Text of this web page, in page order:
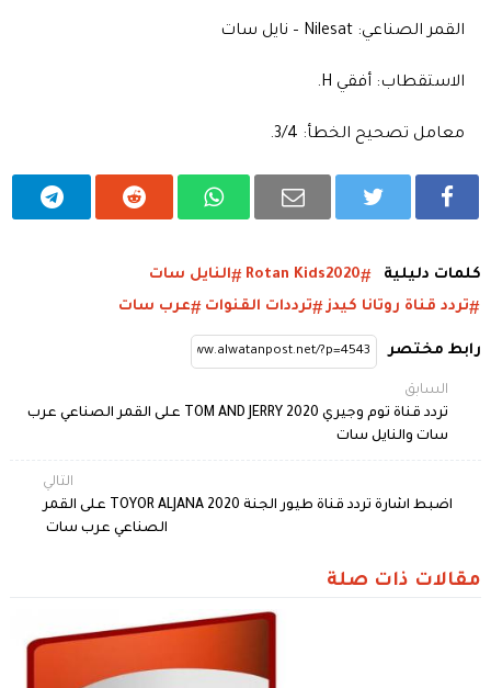
القمر الصناعي: Nilesat – نايل سات
الاستقطاب: أفقي H.
معامل تصحيح الخطأ: 3/4.
كلمات دليلية Rotan Kids2020
النايل سات
تردد قناة روتانا كيدز
ترددات القنوات عرب سات
رابط مختصر
السابق
تردد قناة توم وجيري TOM AND JERRY 2020 على القمر الصناعي عرب
سات والنايل سات
التالي
اضبط اشارة تردد قناة طيور الجنة TOYOR ALJANA 2020 على القمر
الصناعي عرب سات
مقالات ذات صلة